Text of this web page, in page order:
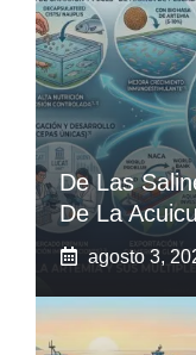
De Las
De La
agosto 3,